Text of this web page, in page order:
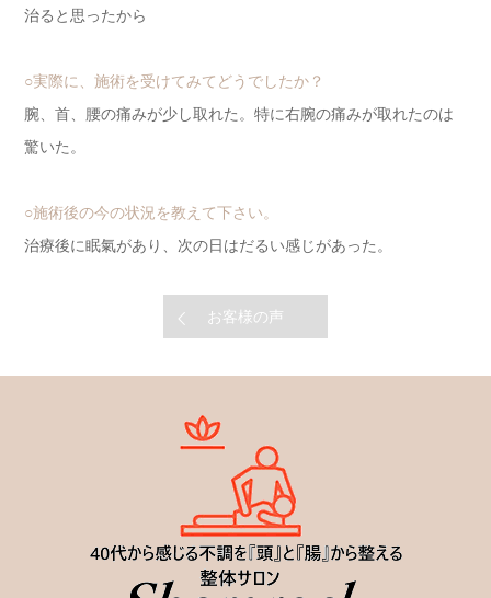
治ると思ったから
○実際に、施術を受けてみてどうでしたか？
腕、首、腰の痛みが少し取れた。特に右腕の痛みが取れたのは
驚いた。
○施術後の今の状況を教えて下さい。
治療後に眠氣があり、次の日はだるい感じがあった。
お客様の声